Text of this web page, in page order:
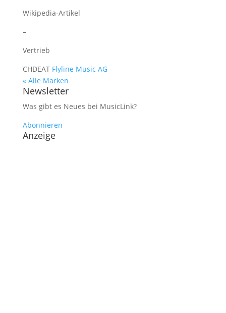
Wikipedia-Artikel
–
Vertrieb
CHDEAT Flyline Music AG
« Alle Marken
Newsletter
Was gibt es Neues bei MusicLink?
Abonnieren
Anzeige